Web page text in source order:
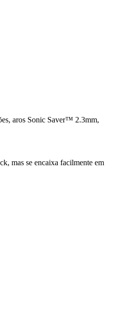
aros Sonic Saver™ 2.3mm,
mas se encaixa facilmente em